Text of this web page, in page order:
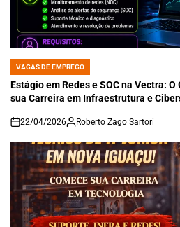
POSTED
IN
VAGAS DE EMPREGO
Estágio em Redes e SOC na Vectra:
sua Carreira em Infraestrutura e
on
22/04/2026 Roberto Zago Sartori